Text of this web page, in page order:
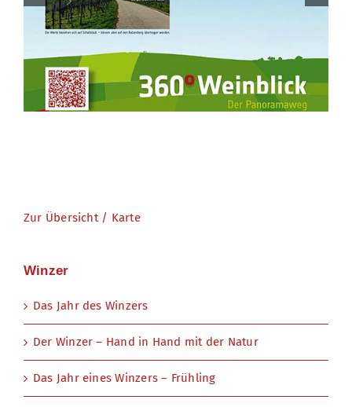
Zur Übersicht / Karte
Winzer
Das Jahr des Winzers
Der Winzer – Hand in Hand mit der Natur
Das Jahr eines Winzers – Frühling